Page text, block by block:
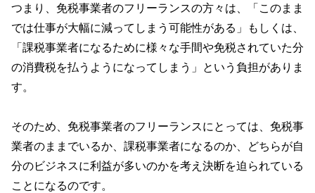
つまり、免税事業者のフリーランスの方々は、「このまま
では仕事が大幅に減ってしまう可能性がある」もしくは、
「課税事業者になるために様々な手間や免税されていた分
の消費税を払うようになってしまう」という負担がありま
す。
そのため、免税事業者のフリーランスにとっては、免税事
業者のままでいるか、課税事業者になるのか、どちらが自
分のビジネスに利益が多いのかを考え決断を迫られている
ことになるのです。